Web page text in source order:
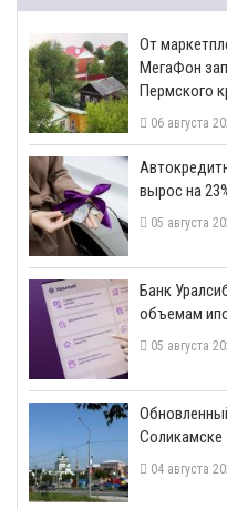
От
МегаФон
Пермского
06 августа
вырос на
05 августа
​Банк
объемам
05 августа
Соликамске
04 августа